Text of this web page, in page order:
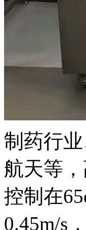
制药行
航天等
控制在
0.45m/s